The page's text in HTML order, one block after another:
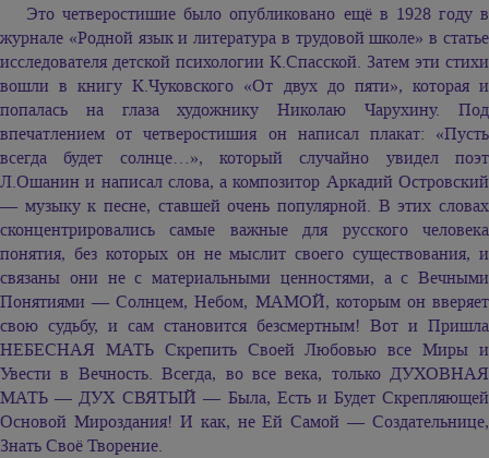
Это четверостишие было опубликовано ещё в 1928 году в
журнале «Родной язык и литература в трудовой школе» в статье
исследователя детской психологии К.Спасской. Затем эти стихи
вошли в книгу К.Чуковского «От двух до пяти», которая и
попалась на глаза художнику Николаю Чарухину. Под
впечатлением от четверостишия он написал плакат: «Пусть
всегда будет солнце…», который случайно увидел поэт
Л.Ошанин и написал слова, а композитор Аркадий Островский
— музыку к песне, ставшей очень популярной. В этих словах
сконцентрировались самые важные для русского человека
понятия, без которых он не мыслит своего существования, и
связаны они не с материальными ценностями, а с Вечными
Понятиями — Солнцем, Небом, МАМОЙ, которым он вверяет
свою судьбу, и сам становится безсмертным! Вот и Пришла
НЕБЕСНАЯ МАТЬ Скрепить Своей Любовью все Миры и
Увести в Вечность. Всегда, во все века, только ДУХОВНАЯ
МАТЬ — ДУХ СВЯТЫЙ — Была, Есть и Будет Скрепляющей
Основой Мироздания! И как, не Ей Самой — Создательнице,
Знать Своё Творение.